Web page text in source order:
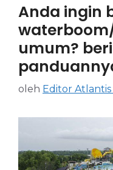
Anda ingin
umum?
oleh Editor Atlantis